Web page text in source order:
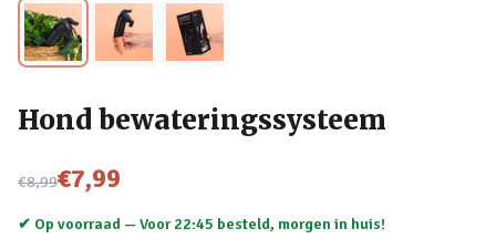
Hond bewateringssysteem
€8,99
Nu voor
€7,99
✔ Op voorraad —Voor 22:45 besteld, morgen in huis!